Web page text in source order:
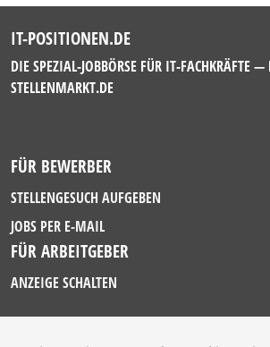
IT-POSITIONEN.DE
DIE SPEZIAL-JOBBÖRSE FÜR IT-FACHKRÄFTE —
STELLENMARKT.DE
FÜR BEWERBER
STELLENGESUCH AUFGEBEN
JOBS PER E-MAIL
FÜR ARBEITGEBER
ANZEIGE SCHALTEN